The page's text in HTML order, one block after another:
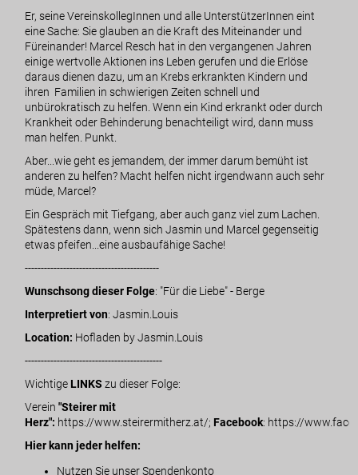
Er, seine VereinskollegInnen und alle UnterstützerInnen eint
eine Sache: Sie glauben an die Kraft des Miteinander und
Füreinander! Marcel Resch hat in den vergangenen Jahren
einige wertvolle Aktionen ins Leben gerufen und die Erlöse
daraus dienen dazu, um an Krebs erkrankten Kindern und
ihren Familien in schwierigen Zeiten schnell und
unbürokratisch zu helfen. Wenn ein Kind erkrankt oder durch
Krankheit oder Behinderung benachteiligt wird, dann muss
man helfen. Punkt.
Aber...wie geht es jemandem, der immer darum bemüht ist
anderen zu helfen? Macht helfen nicht irgendwann auch sehr
müde, Marcel?
Ein Gespräch mit Tiefgang, aber auch ganz viel zum Lachen.
Spätestens dann, wenn sich Jasmin und Marcel gegenseitig
etwas pfeifen...eine ausbaufähige Sache!
------------------------------------------
Wunschsong dieser Folge: "Für die Liebe" - Berge
Interpretiert von:Jasmin.Louis
Location: Hofladen by Jasmin.Louis
-------------------------------------------
Wichtige LINKSzu dieser Folge:
Verein "Steirer mit
Herz": https://www.steirermitherz.at/; Facebook: https://
Hier kann jeder helfen:
Nutzen Sie unser Spendenkonto